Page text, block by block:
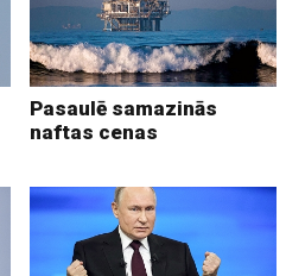
Pasaulē samazinās
naftas cenas